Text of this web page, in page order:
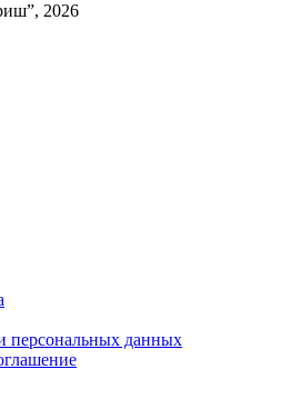
2026
персональных данных